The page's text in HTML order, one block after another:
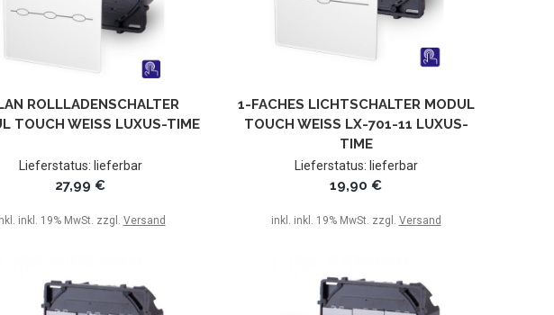
ROLLLADENSCHALTER
TOUCH WEISS LUXUS-TIME
Lieferstatus: lieferbar
27,99 €
inkl. 19% MwSt. zzgl. Versand
1-FACHES LICHTSCHALTER MODUL
TOUCH WEISS LX-701-11 LUXUS-T
IME
Lieferstatus: lieferbar
19,90 €
inkl. inkl. 19% MwSt. zzgl. Versand